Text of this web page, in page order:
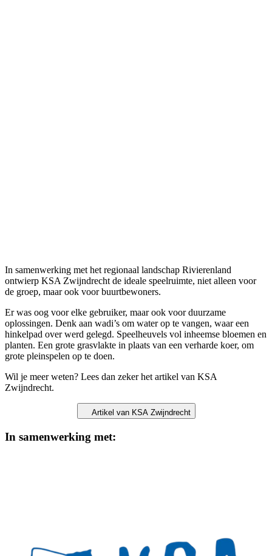
In samenwerking met het regionaal landschap Rivierenland
ontwierp KSA Zwijndrecht de ideale speelruimte, niet alleen voor
de groep, maar ook voor buurtbewoners.
Er was oog voor elke gebruiker, maar ook voor duurzame
oplossingen. Denk aan wadi’s om water op te vangen, waar een
hinkelpad over werd gelegd. Speelheuvels vol inheemse bloemen en
planten. Een grote grasvlakte in plaats van een verharde koer, om
grote pleinspelen op te doen.
Wil je meer weten? Lees dan zeker het artikel van KSA
Zwijndrecht.
Artikel van KSA Zwijndrecht
In samenwerking met: